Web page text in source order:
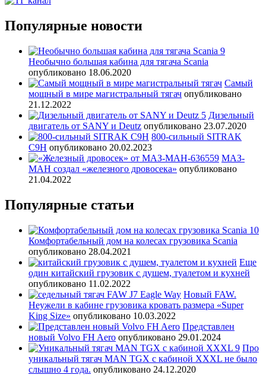
Популярные новости
Необычно большая кабина для тягача Scania
опубликовано 18.06.2020
Самый
мощный в мире магистральный тягач опубликовано
21.12.2022
Дизельный
двигатель от SANY и Deutz опубликовано 23.07.2020
800-сильный SITRAK
C9H опубликовано 20.02.2023
МАЗ-
МАН создал «железного дровосека» опубликовано
21.04.2022
Популярные статьи
Комфортабельный дом на колесах грузовика Scania
опубликовано 28.04.2021
Еще
один китайский грузовик с душем, туалетом и кухней
опубликовано 11.02.2022
Новый FAW.
Неужели в кабине грузовика кровать размера «Super
King Size» опубликовано 10.03.2022
Представлен
новый Volvo FH Aero опубликовано 29.01.2024
Про
уникальный тягач MAN TGX с кабиной XXXL не было
слышно 4 года. опубликовано 24.12.2020